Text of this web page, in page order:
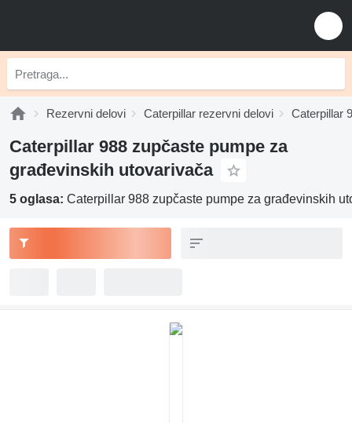
Rezervni delovi Caterpillar rezervni delovi Caterpillar
Caterpillar 988 zupčaste pumpe za
građevinskih utovarivača
5 oglasa: Caterpillar 988 zupčaste pumpe za građevinskih